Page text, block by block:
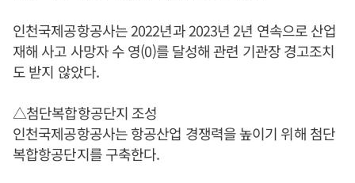
인천국제공항공사는 2022년과 2023년 2년 연속으로 산업
재해 사고 사망자 수 영(0)를 달성해 관련 기관장 경고조치
도 받지 않았다.
△첨단복합항공단지 조성
인천국제공항공사는 항공산업 경쟁력을 높이기 위해 첨단
복합항공단지를 구축한다.